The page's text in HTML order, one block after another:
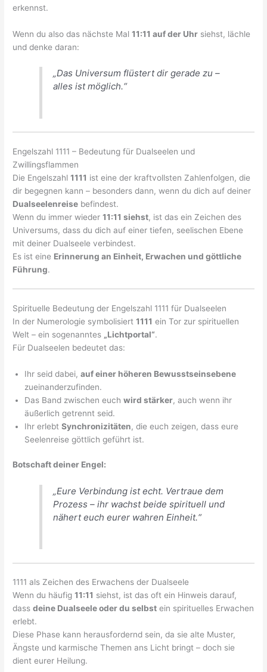
erkennst.
Wenn du also das nächste Mal11:11 auf der Uhr siehst, lächle
und denke daran:
„Das Universum flüstert dir gerade zu –
alles ist möglich.“
Engelszahl 1111 – Bedeutung für Dualseelen und
Zwillingsflammen
Die Engelszahl1111 ist eine der kraftvollsten Zahlenfolgen, die
dir begegnen kann – besonders dann, wenn du dich auf deiner
Dualseelenreise befindest.
Wenn du immer wieder11:11 siehst, ist das ein Zeichen des
Universums, dass du dich auf einer tiefen, seelischen Ebene
mit deiner Dualseele verbindest.
Es ist eine Erinnerung an Einheit, Erwachen und göttliche
Führung.
Spirituelle Bedeutung der Engelszahl 1111 für Dualseelen
In der Numerologie symbolisiert1111 ein Tor zur spirituellen
Welt – ein sogenanntes „Lichtportal“.
Für Dualseelen bedeutet das:
Ihr seid dabei,auf einer höheren Bewusstseinsebene
zueinanderzufinden.
Das Band zwischen euchwird stärker, auch wenn ihr
äußerlich getrennt seid.
Ihr erlebtSynchronizitäten, die euch zeigen, dass eure
Seelenreise göttlich geführt ist.
Botschaft deiner Engel:
„Eure Verbindung ist echt. Vertraue dem
Prozess – ihr wachst beide spirituell und
nähert euch eurer wahren Einheit.“
1111 als Zeichen des Erwachens der Dualseele
Wenn du häufig11:11 siehst, ist das oft ein Hinweis darauf,
dassdeine Dualseele oder du selbst ein spirituelles Erwachen
erlebt.
Diese Phase kann herausfordernd sein, da sie alte Muster,
Ängste und karmische Themen ans Licht bringt – doch sie
dient eurer Heilung.